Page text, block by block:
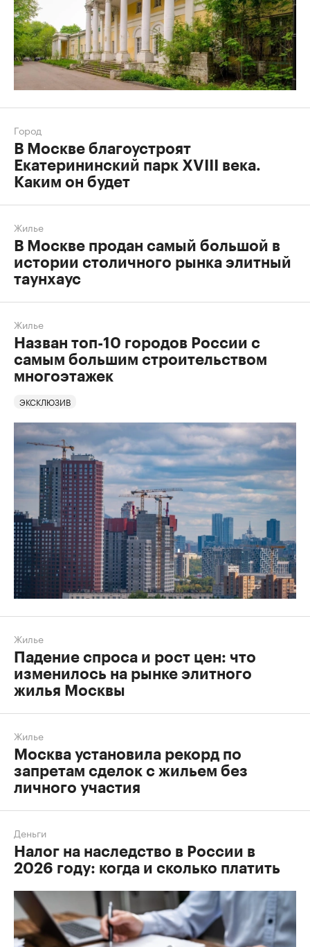
Город
В Москве благоустроят
Екатерининский парк XVIII века.
Каким он будет
Жилье
В Москве продан самый большой в
истории столичного рынка элитный
таунхаус
Жилье
Назван топ-10 городов России с
самым большим строительством
многоэтажек
ЭКСКЛЮЗИВ
Жилье
Падение спроса и рост цен: что
изменилось на рынке элитного
жилья Москвы
Жилье
Москва установила рекорд по
запретам сделок с жильем без
личного участия
Деньги
Налог на наследство в России в
2026 году: когда и сколько платить